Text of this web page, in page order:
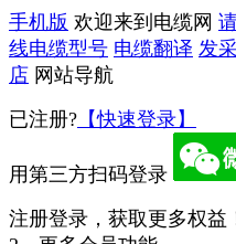
手机版 欢迎来到电缆网
线电缆型号 电缆翻译 发
店 网站导航
已注册? 【快速登录】
用第三方扫码登录
注册登录，获取更多权益